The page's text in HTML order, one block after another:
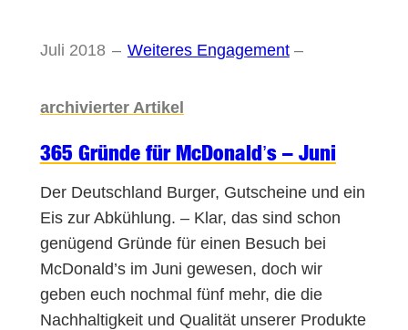
Juli 2018 – Weiteres Engagement–
archivierter Artikel
365 Gründe für McDonald’s – Juni
Der Deutschland Burger, Gutscheine und ein
Eis zur Abkühlung. – Klar, das sind schon
genügend Gründe für einen Besuch bei
McDonald’s im Juni gewesen, doch wir
geben euch nochmal fünf mehr, die die
Nachhaltigkeit und Qualität unserer Produkte